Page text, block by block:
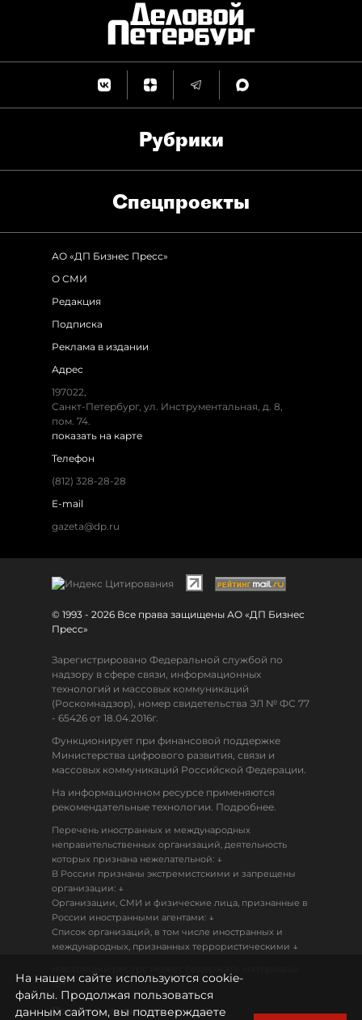
Рубрики
Спец­проекты
АО «ДП Бизнес Пресс»
О СМИ
Редакция
Подписка
Реклама в издании
Адрес
197022,
Санкт-Петербург, ул. Инструментальная, д. 8,
пом. 74.
показать на карте
Телефон
(812) 328-28-28
E-mail
gazeta@dp.ru
© 1993 - 2026 Все права защищены АО «ДП Бизнес
Пресс»
Зарегистрировано Федеральной службой по
надзору в сфере связи, информационных
технологий и массовых коммуникаций
(Роскомнадзор), номер свидетельства ЭЛ № ФС 77
- 65426 от 18.04.2016г.
Функционирует при финансовой поддержке
Министерства цифрового развития, связи и
массовых коммуникаций Российской Федерации.
На информационном ресурсе применяются
рекомендательные технологии. Подробнее.
Перечень иностранных и международных
неправительственных организаций, деятельность
которых признана нежелательной: ↓
В России признаны экстремистскими и запрещены
организации: ↓
Организации, СМИ и физические лица, признанные в
России иностранными агентами: ↓
Список организаций, в том числе иностранных и
международных, признанных террористическими ↓
18+
Политика конфиденциальности
На нашем сайте используются cookie-
файлы. Продолжая пользоваться
данным сайтом, вы подтверждаете